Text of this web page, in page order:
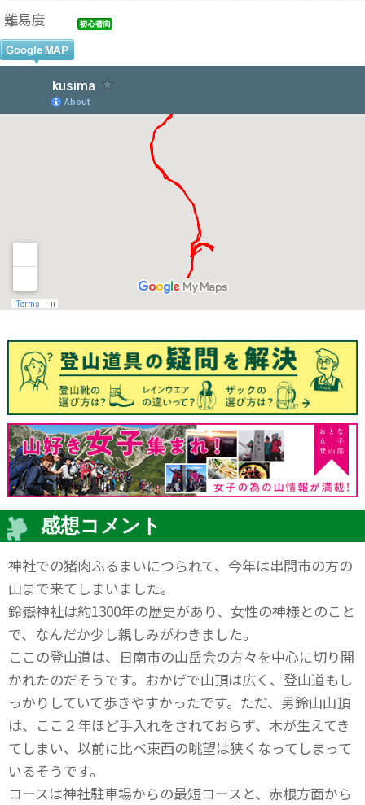
難易度
感想コメント
神社での猪肉ふるまいにつられて、今年は串間市の方の
山まで来てしまいました。
鈴嶽神社は約1300年の歴史があり、女性の神様とのこと
で、なんだか少し親しみがわきました。
ここの登山道は、日南市の山岳会の方々を中心に切り開
かれたのだそうです。おかげで山頂は広く、登山道もし
っかりしていて歩きやすかったです。ただ、男鈴山山頂
は、ここ２年ほど手入れをされておらず、木が生えてき
てしまい、以前に比べ東西の眺望は狭くなってしまって
いるそうです。
コースは神社駐車場からの最短コースと、赤根方面から